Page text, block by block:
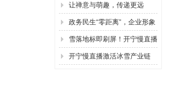
信任“不打折”
让禅意与萌趣，传递更远
政务民生“零距离”，企业形象
深人心
雪落地标即刷屏！开宁慢直播
抢占冰雪引流黄金期
开宁慢直播激活冰雪产业链